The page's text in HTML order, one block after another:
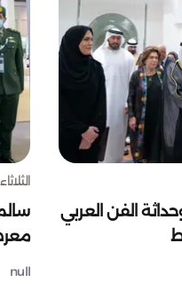
الفن العربي
الثلاثاء 19 أكتوبر
null